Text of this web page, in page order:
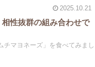
2025.10.21
性抜群の組み合わせで
マヨネーズ」を食べてみまし